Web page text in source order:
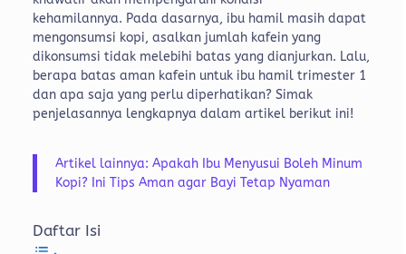
kehamilannya. Pada dasarnya, ibu hamil masih dapat
mengonsumsi kopi, asalkan jumlah kafein yang
dikonsumsi tidak melebihi batas yang dianjurkan. Lalu,
berapa batas aman kafein untuk ibu hamil trimester 1
dan apa saja yang perlu diperhatikan? Simak
penjelasannya lengkapnya dalam artikel berikut ini!
Artikel lainnya: Apakah Ibu Menyusui Boleh Minum
Kopi? Ini Tips Aman agar Bayi Tetap Nyaman
Daftar Isi